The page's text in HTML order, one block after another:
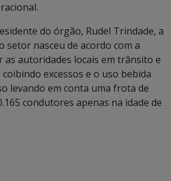
do órgão, Rudel Trindade, a
setor nasceu de acordo com a
as autoridades locais em trânsito e
excessos e o uso bebida
levando em conta uma frota de
condutores apenas na idade de